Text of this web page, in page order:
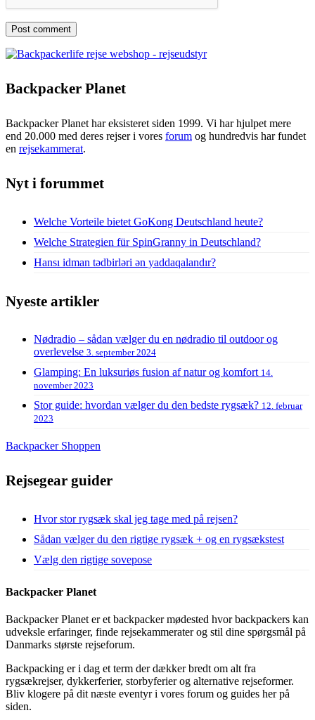
Backpacker Planet
Backpacker Planet har eksisteret siden 1999. Vi har hjulpet mere
end 20.000 med deres rejser i vores forum og hundredvis har fundet
en rejsekammerat.
Nyt i forummet
Welche Vorteile bietet GoKong Deutschland heute?
Welche Strategien für SpinGranny in Deutschland?
Hansı idman tədbirləri ən yaddaqalandır?
Nyeste artikler
Nødradio – sådan vælger du en nødradio til outdoor og
overlevelse 3. september 2024
Glamping: En luksuriøs fusion af natur og komfort 14.
november 2023
Stor guide: hvordan vælger du den bedste rygsæk? 12. februar
2023
Backpacker Shoppen
Rejsegear guider
Hvor stor rygsæk skal jeg tage med på rejsen?
Sådan vælger du den rigtige rygsæk + og en rygsækstest
Vælg den rigtige sovepose
Backpacker Planet
Backpacker Planet er et backpacker mødested hvor backpackers kan
udveksle erfaringer, finde rejsekammerater og stil dine spørgsmål på
Danmarks største rejseforum.
Backpacking er i dag et term der dækker bredt om alt fra
rygsækrejser, dykkerferier, storbyferier og alternative rejseformer.
Bliv klogere på dit næste eventyr i vores forum og guides her på
siden.